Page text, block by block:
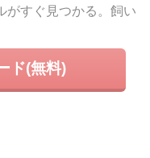
がすぐ見つかる。飼い
ド(無料)